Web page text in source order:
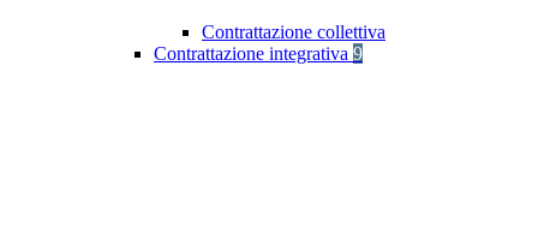
Contrattazione collettiva
Contrattazione integrativa 9